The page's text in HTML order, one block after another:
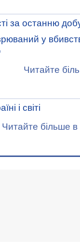
за останню
у
Читайте
і світі
Читайте більше в